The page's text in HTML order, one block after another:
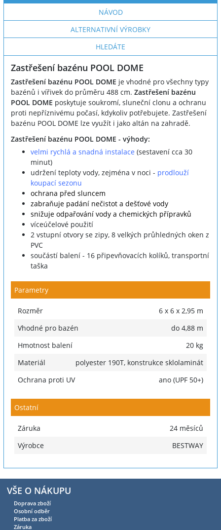
NÁVOD
ALTERNATIVNÍ VÝROBKY
HLEDÁTE
Zastřešení bazénu POOL DOME
Zastřešení bazénu POOL DOME je vhodné pro všechny typy
bazénů i vířivek do průměru 488 cm. Zastřešení bazénu
POOL DOME poskytuje soukromí, sluneční clonu a ochranu
proti nepříznivému počasí, kdykoliv potřebujete. Zastřešení
bazénu POOL DOME lze využít i jako altán na zahradě.
Zastřešení bazénu POOL DOME - výhody:
velmi rychlá a snadná instalace (sestavení cca 30
minut)
udržení teploty vody, zejména v noci - prodlouží
koupací sezonu
ochrana před sluncem
zabraňuje padání nečistot a dešťové vody
snižuje odpařování vody a chemických přípravků
víceúčelové použití
2 vstupní otvory se zipy, 8 velkých průhledných oken z
PVC
součástí balení - 16 připevňovacích kolíků, transportní
taška
Parametry
Rozměr
6 x 6 x 2,95 m
Vhodné pro bazén
do 4,88 m
Hmotnost balení
20 kg
Materiál
polyester 190T, konstrukce sklolaminát
Ochrana proti UV
ano (UPF 50+)
Ostatní
Záruka
24 měsíců
Výrobce
BESTWAY
VŠE O NÁKUPU
Doprava zboží
Osobní odběr
Platba za zboží
Záruka